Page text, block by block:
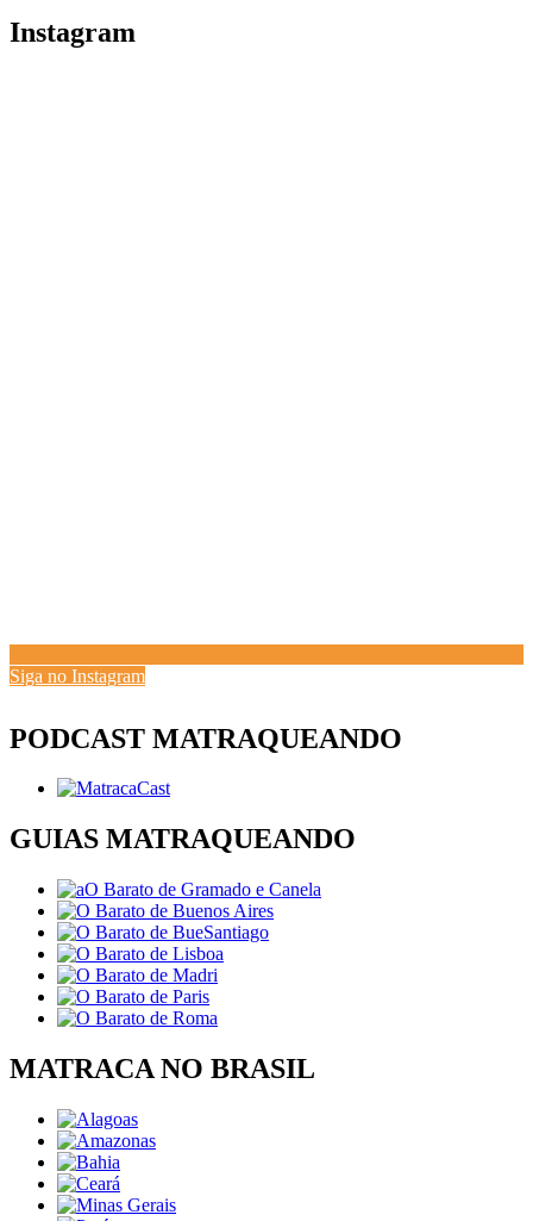
Instagram
Siga no Instagram
PODCAST MATRAQUEANDO
GUIAS MATRAQUEANDO
MATRACA NO BRASIL